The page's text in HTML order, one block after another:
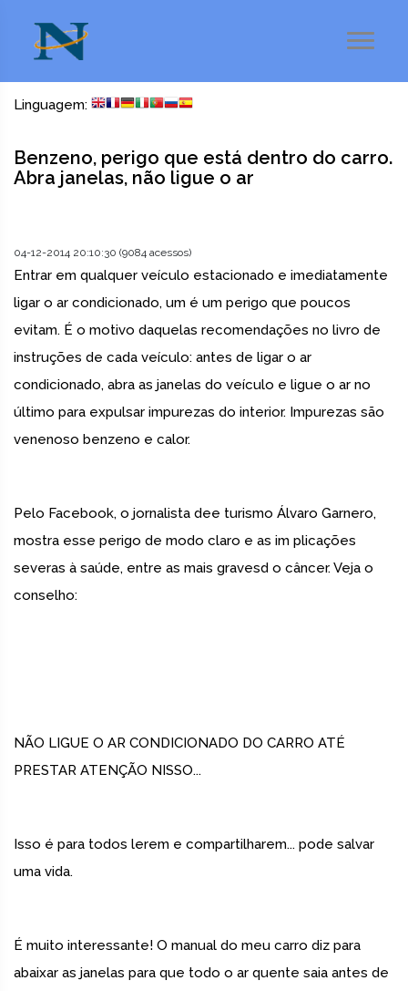
Linguagem:
Benzeno, perigo que está dentro do carro.
Abra janelas, não ligue o ar
04-12-2014 20:10:30 (9084 acessos)
Entrar em qualquer veículo estacionado e imediatamente
ligar o ar condicionado, um é um perigo que poucos
evitam. É o motivo daquelas recomendações no livro de
instruções de cada veículo: antes de ligar o ar
condicionado, abra as janelas do veículo e ligue o ar no
último para expulsar impurezas do interior. Impurezas são
venenoso benzeno e calor.
Pelo Facebook, o jornalista dee turismo Álvaro Garnero,
mostra esse perigo de modo claro e as im plicações
severas à saúde, entre as mais gravesd o câncer. Veja o
conselho:
NÃO LIGUE O AR CONDICIONADO DO CARRO ATÉ
PRESTAR ATENÇÃO NISSO...
Isso é para todos lerem e compartilharem... pode salvar
uma vida.
É muito interessante! O manual do meu carro diz para
abaixar as janelas para que todo o ar quente saia antes de